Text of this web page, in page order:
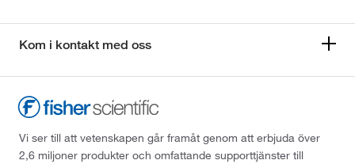
Kom i kontakt med oss
Vi ser till att vetenskapen går framåt genom att erbjuda över
2,6 miljoner produkter och omfattande supporttjänster till